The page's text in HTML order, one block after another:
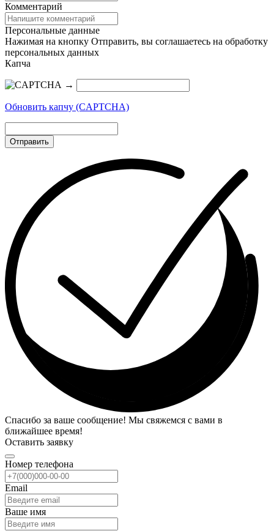
Комментарий
Персональные данные
Нажимая на кнопку Отправить, вы соглашаетесь на обработку
персональных данных
Капча
→
Обновить капчу (CAPTCHA)
Отправить
Спасибо за ваше сообщение! Мы свяжемся с вами в
ближайшее время!
Оставить заявку
Номер телефона
Email
Ваше имя